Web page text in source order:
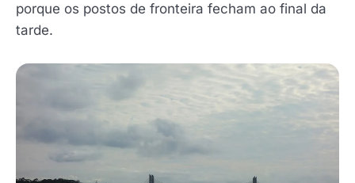
porque os postos de fronteira fecham ao final da
tarde.